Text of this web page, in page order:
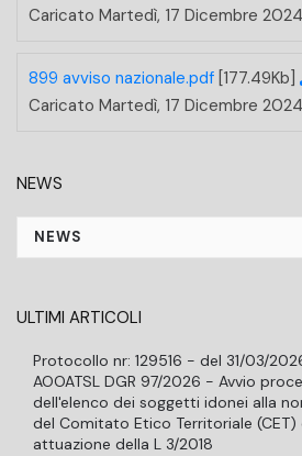
Caricato Martedì, 17 Dicembre
899 avviso nazionale.pdf [177.49Kb]
Caricato Martedì, 17 Dicembre
NEWS
NEWS
ULTIMI ARTICOLI
Protocollo nr: 129516 - del 31/03/
AOOATSL DGR 97/2026 - Avvio
dell'elenco dei soggetti idonei alla
del Comitato Etico Territoriale (CET)
attuazione della L 3/2018